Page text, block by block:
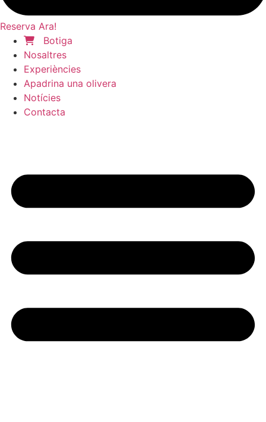
Reserva Ara!
Botiga
Nosaltres
Experiències
Apadrina una olivera
Notícies
Contacta